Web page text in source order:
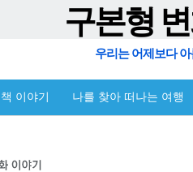
구본형
우리는 어제보다
이야기 나를 찾아 떠나는 여행